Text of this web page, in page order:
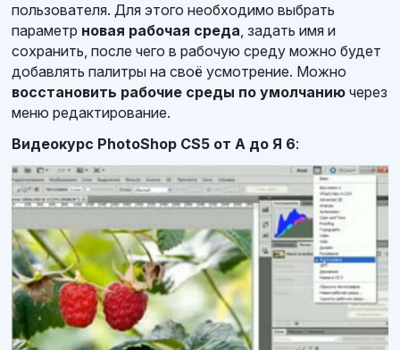
пользователя. Для этого необходимо выбрать
параметр новая рабочая среда, задать имя и
сохранить, после чего в рабочую среду можно будет
добавлять палитры на своё усмотрение. Можно
восстановить рабочие среды по умолчанию через
меню редактирование.
Видеокурс PhotoShop CS5 от А до Я 6: